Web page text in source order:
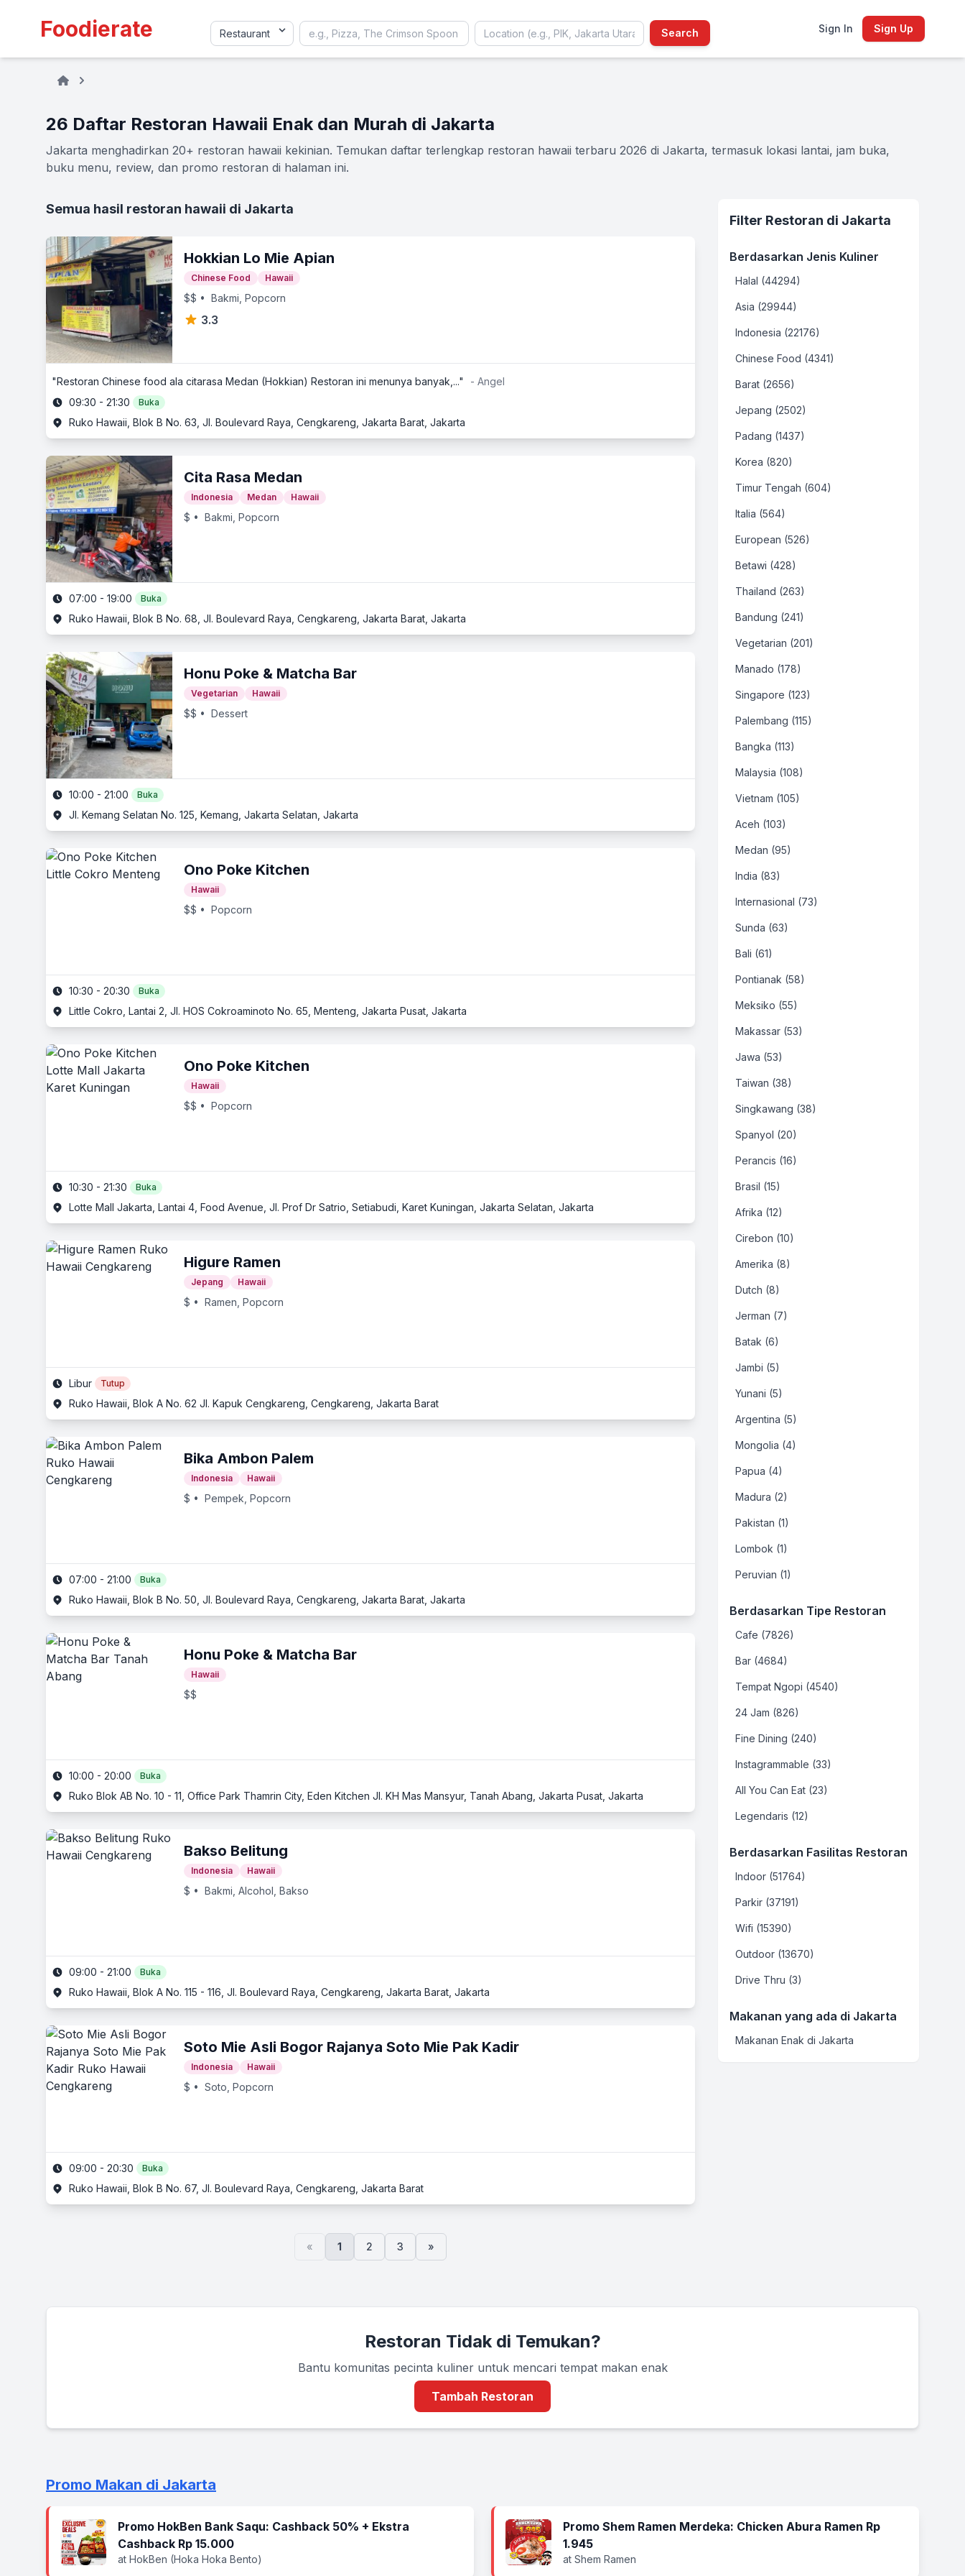
Foodierate Search Sign In Sign Up
26 Daftar Restoran Hawaii Enak dan Murah di Jakarta
Jakarta menghadirkan 20+ restoran hawaii kekinian. Temukan daftar terlengkap restoran hawaii terbaru 2026 di Jakarta, termasuk lokasi lantai, jam buka,
buku menu, review, dan promo restoran di halaman ini.
Semua hasil restoran hawaii di Jakarta
Hokkian Lo Mie Apian
Chinese Food Hawaii
$$ • Bakmi, Popcorn
3.3
"Restoran Chinese food ala citarasa Medan (Hokkian) Restoran ini menunya banyak,..."
- Angel
09:30 - 21:30
Buka
Ruko Hawaii, Blok B No. 63, Jl. Boulevard Raya, Cengkareng, Jakarta Barat, Jakarta
Cita Rasa Medan
Indonesia Medan Hawaii
$ • Bakmi, Popcorn
07:00 - 19:00 Buka
Ruko Hawaii, Blok B No. 68, Jl. Boulevard Raya, Cengkareng, Jakarta Barat, Jakarta
Honu Poke & Matcha Bar
Vegetarian Hawaii
$$ • Dessert
10:00 - 21:00 Buka
Jl. Kemang Selatan No. 125, Kemang, Jakarta Selatan, Jakarta
Ono Poke Kitchen
Hawaii
$$ • Popcorn
10:30 - 20:30 Buka
Little Cokro, Lantai 2, Jl. HOS Cokroaminoto No. 65, Menteng, Jakarta Pusat, Jakarta
Ono Poke Kitchen
Hawaii
$$ • Popcorn
10:30 - 21:30 Buka
Lotte Mall Jakarta, Lantai 4, Food Avenue, Jl. Prof Dr Satrio, Setiabudi, Karet Kuningan, Jakarta Selatan, Jakarta
Higure Ramen
Jepang Hawaii
$ • Ramen, Popcorn
Libur Tutup
Ruko Hawaii, Blok A No. 62 Jl. Kapuk Cengkareng, Cengkareng, Jakarta Barat
Bika Ambon Palem
Indonesia Hawaii
$ • Pempek, Popcorn
07:00 - 21:00 Buka
Ruko Hawaii, Blok B No. 50, Jl. Boulevard Raya, Cengkareng, Jakarta Barat, Jakarta
Honu Poke & Matcha Bar
Hawaii
$$
10:00 - 20:00 Buka
Ruko Blok AB No. 10 - 11, Office Park Thamrin City, Eden Kitchen Jl. KH Mas Mansyur, Tanah Abang, Jakarta Pusat, Jakarta
Bakso Belitung
Indonesia Hawaii
$ • Bakmi, Alcohol, Bakso
09:00 - 21:00 Buka
Ruko Hawaii, Blok A No. 115 - 116, Jl. Boulevard Raya, Cengkareng, Jakarta Barat, Jakarta
Soto Mie Asli Bogor Rajanya Soto Mie Pak Kadir
Indonesia Hawaii
$ • Soto, Popcorn
09:00 - 20:30 Buka
Ruko Hawaii, Blok B No. 67, Jl. Boulevard Raya, Cengkareng, Jakarta Barat
« 1 2 3 »
Filter Restoran di Jakarta
Berdasarkan Jenis Kuliner
Halal (44294)
Asia (29944)
Indonesia (22176)
Chinese Food (4341)
Barat (2656)
Jepang (2502)
Padang (1437)
Korea (820)
Timur Tengah (604)
Italia (564)
European (526)
Betawi (428)
Thailand (263)
Bandung (241)
Vegetarian (201)
Manado (178)
Singapore (123)
Palembang (115)
Bangka (113)
Malaysia (108)
Vietnam (105)
Aceh (103)
Medan (95)
India (83)
Internasional (73)
Sunda (63)
Bali (61)
Pontianak (58)
Meksiko (55)
Makassar (53)
Jawa (53)
Taiwan (38)
Singkawang (38)
Spanyol (20)
Perancis (16)
Brasil (15)
Afrika (12)
Cirebon (10)
Amerika (8)
Dutch (8)
Jerman (7)
Batak (6)
Jambi (5)
Yunani (5)
Argentina (5)
Mongolia (4)
Papua (4)
Madura (2)
Pakistan (1)
Lombok (1)
Peruvian (1)
Berdasarkan Tipe Restoran
Cafe (7826)
Bar (4684)
Tempat Ngopi (4540)
24 Jam (826)
Fine Dining (240)
Instagrammable (33)
All You Can Eat (23)
Legendaris (12)
Berdasarkan Fasilitas Restoran
Indoor (51764)
Parkir (37191)
Wifi (15390)
Outdoor (13670)
Drive Thru (3)
Makanan yang ada di Jakarta
Makanan Enak di Jakarta
Restoran Tidak di Temukan?
Bantu komunitas pecinta kuliner untuk mencari tempat makan enak
Tambah Restoran
Promo Makan di Jakarta
Promo HokBen Bank Saqu: Cashback 50% + Ekstra
Cashback Rp 15.000
at HokBen (Hoka Hoka Bento)
Promo Shem Ramen Merdeka: Chicken Abura Ramen Rp
1.945
at Shem Ramen